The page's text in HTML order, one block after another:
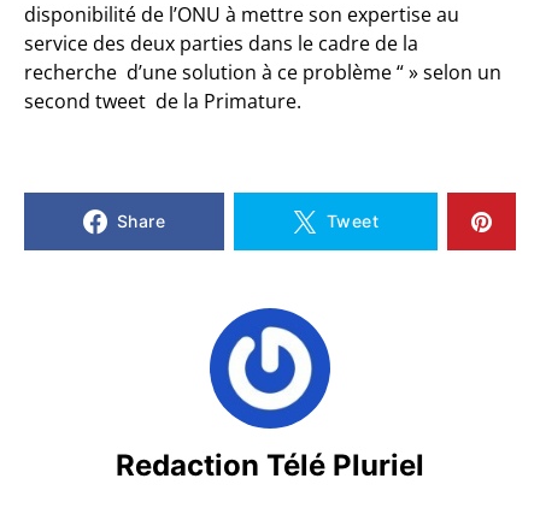
disponibilité de l’ONU à mettre son expertise au
service des deux parties dans le cadre de la
recherche d’une solution à ce problème “ » selon un
second tweet de la Primature.
Share Tweet
Redaction Télé Pluriel